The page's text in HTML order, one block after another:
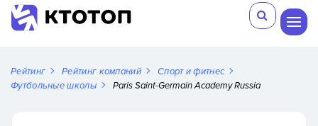
Рейтинг Рейтинг компаний
Спорт и фитнес
Футбольные школы
Paris Saint-Germain Academy Russia